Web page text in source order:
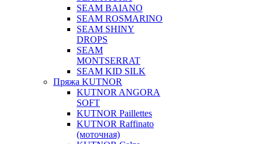
SEAM BAIANO
SEAM ROSMARINO
SEAM SHINY
DROPS
SEAM
MONTSERRAT
SEAM KID SILK
Пряжа KUTNOR
KUTNOR ANGORA
SOFT
KUTNOR Paillettes
KUTNOR Raffinato
(моточная)